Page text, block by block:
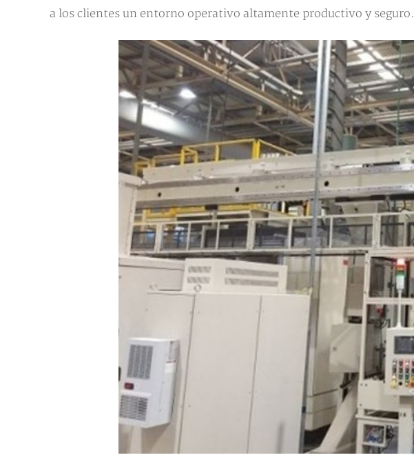
a los clientes un entorno operativo altamente productivo y seguro.